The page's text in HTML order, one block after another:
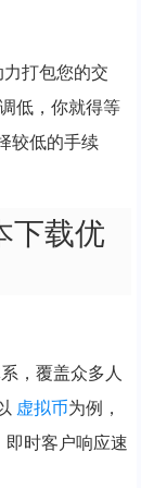
打包您的交
低，你就得等
较低的手续
下载优
，覆盖众多人
虚拟币为例，
时客户响应速